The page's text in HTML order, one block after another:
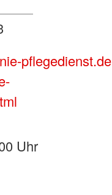
pflegedienst.de
Uhr